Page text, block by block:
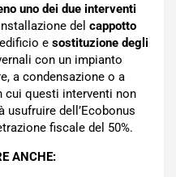
uno dei due interventi
del cappotto
e sostituzione degli
con un impianto
a condensazione o a
cui questi interventi non
usufruire dell’Ecobonus
fiscale del 50%.
ANCHE: